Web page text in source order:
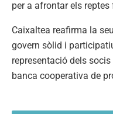
per a afrontar els reptes
Caixaltea reafirma la
govern sòlid i
representació dels
banca cooperativa de